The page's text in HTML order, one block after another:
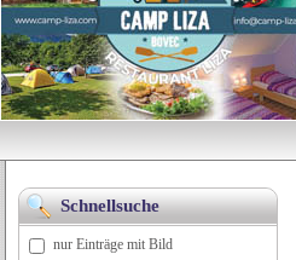
Schnellsuche
nur Einträge mit Bild